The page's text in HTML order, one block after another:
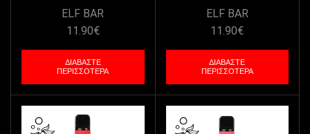
(Χωρίς Νικοτίνη) – Cola
ELF BAR
11.90€
ΔΙΑΒΆΣΤΕ
ΠΕΡΙΣΣΌΤΕΡΑ
(Χωρίς Νικοτίνη) – Blue
Razz Lemonade
ELF BAR
11.90€
ΔΙΑΒΆΣΤΕ
ΠΕΡΙΣΣΌΤΕΡΑ